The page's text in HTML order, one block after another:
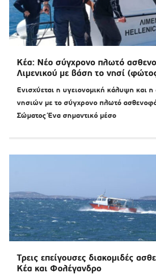
Κέα: Νέο σύγχρονο πλωτό
Λιμενικού με βάση το νησί
Ενισχύεται η υγειονομική κάλυψη και
νησιών με το σύγχρονο πλωτό
Σώματος Ένα σημαντικό μέσο
Τρεις επείγουσες διακομιδές
Κέα και Φολέγανδρο